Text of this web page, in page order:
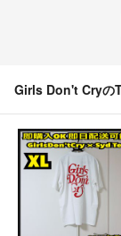
Girls Don't Cryの